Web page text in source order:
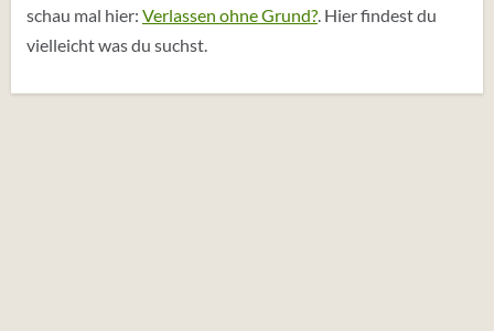
schau mal hier: Verlassen ohne Grund?. Hier findest du
vielleicht was du suchst.